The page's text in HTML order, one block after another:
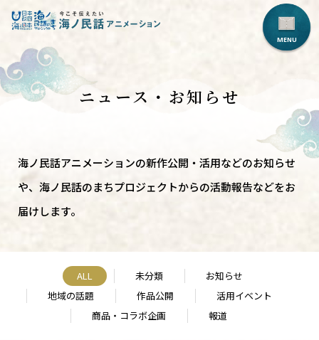
ニュース・お知らせ
海ノ民話アニメーションの新作公開・活用などのお知らせ
や、海ノ民話のまちプロジェクトからの活動報告などをお
届けします。
ALL 未分類
お知らせ
地域の話題
作品公開
活用イベント
商品・コラボ企画
報道